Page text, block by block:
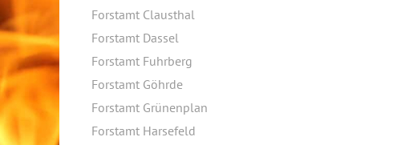
Forstamt Clausthal
Forstamt Dassel
Forstamt Fuhrberg
Forstamt Göhrde
Forstamt Grünenplan
Forstamt Harsefeld